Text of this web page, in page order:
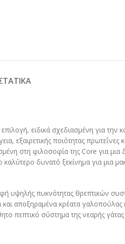
ειδικά σχεδιασμένη για την
εξαιρετικής ποιότητας
στη φιλοσοφία της Core για μια
δυνατό ξεκίνημα για μια
υψηλής πυκνότητας θρεπτικών
αποξηραμένα κρέατα
πεπτικό σύστημα της νεαρής γάτας